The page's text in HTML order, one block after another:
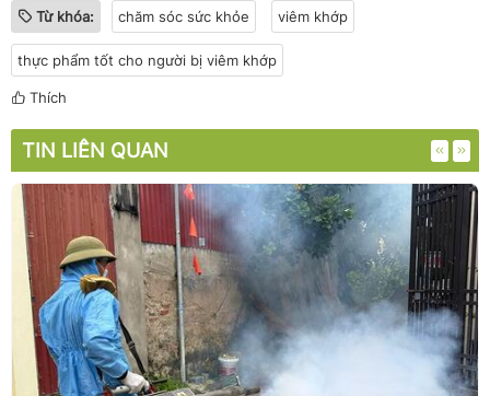
Từ khóa: chăm sóc sức khỏe viêm khớp
thực phẩm tốt cho người bị viêm khớp
Thích
TIN LIÊN QUAN